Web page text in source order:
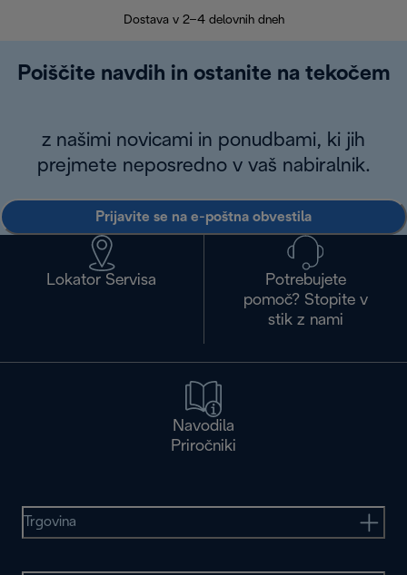
Dostava v 2–4 delovnih dneh
Poiščite navdih in ostanite na tekočem
z našimi novicami in ponudbami, ki jih
prejmete neposredno v vaš nabiralnik.
Prijavite se na e-poštna obvestila
Lokator Servisa
Potrebujete
pomoč? Stopite v
stik z nami
Navodila
Priročniki
Trgovina